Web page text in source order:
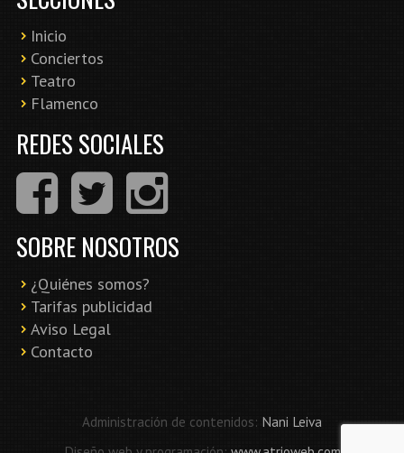
Inicio
Conciertos
Teatro
Flamenco
REDES SOCIALES
SOBRE NOSOTROS
¿Quiénes somos?
Tarifas publicidad
Aviso Legal
Contacto
Administración de contenidos: Nani Leiva